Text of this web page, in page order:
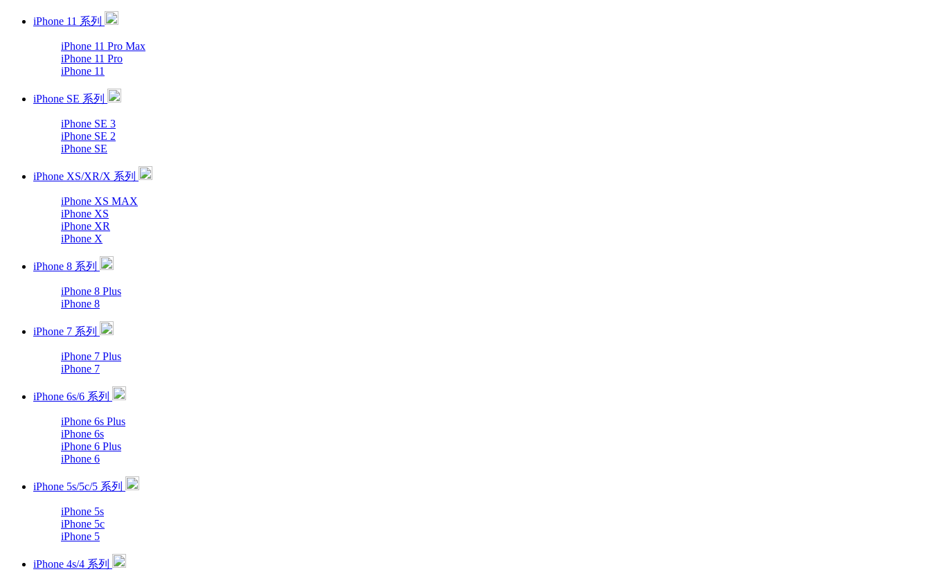
iPhone 11 系列
iPhone 11 Pro Max
iPhone 11 Pro
iPhone 11
iPhone SE 系列
iPhone SE 3
iPhone SE 2
iPhone SE
iPhone XS/XR/X 系列
iPhone XS MAX
iPhone XS
iPhone XR
iPhone X
iPhone 8 系列
iPhone 8 Plus
iPhone 8
iPhone 7 系列
iPhone 7 Plus
iPhone 7
iPhone 6s/6 系列
iPhone 6s Plus
iPhone 6s
iPhone 6 Plus
iPhone 6
iPhone 5s/5c/5 系列
iPhone 5s
iPhone 5c
iPhone 5
iPhone 4s/4 系列